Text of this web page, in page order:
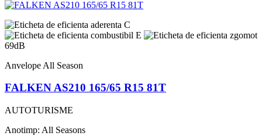
C
E
69dB
Anvelope All Season
FALKEN AS210 165/65 R15 81T
AUTOTURISME
Anotimp: All Seasons